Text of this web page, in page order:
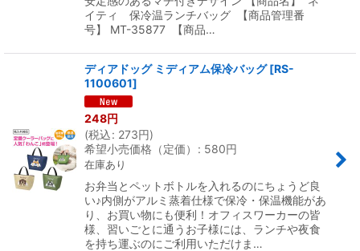
イティ 保冷温ランチバッグ 【商品管理番
号】 MT-35877 【商品…
ディアドッグ ミディアム保冷バッグ [RS-
1100601]
248円
(税込: 273円)
希望小売価格（定価）
: 580円
在庫あり
お弁当とペットボトルを入れるのにちょうど良
い♪内側がアルミ蒸着仕様で保冷・保温機能があ
り、お買い物にも便利！オフィスワーカーの皆
様、習いごとに通うお子様には、ランチや夜食
を持ち運ぶのにご利用いただけま…